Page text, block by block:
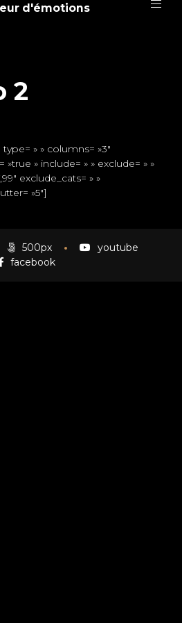
d'émotions
2
» » columns= »3″
» include= » » exclude= » »
exclude_cats= » »
»5″]
500px
youtube
facebook